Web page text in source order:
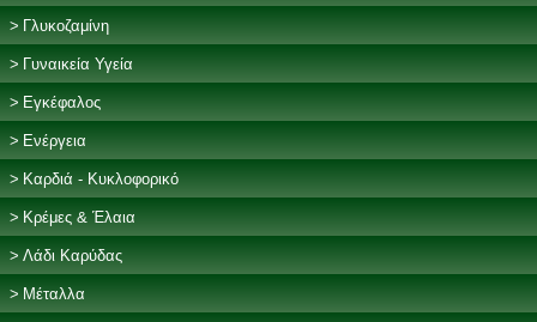
Γλυκοζαμίνη
Γυναικεία Υγεία
Εγκέφαλος
Ενέργεια
Καρδιά - Κυκλοφορικό
Κρέμες & Έλαια
Λάδι Καρύδας
Μέταλλα